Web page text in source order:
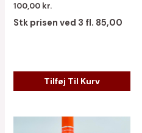
100,00 kr.
Stk prisen ved 3 fl. 85,00
Tilføj Til Kurv